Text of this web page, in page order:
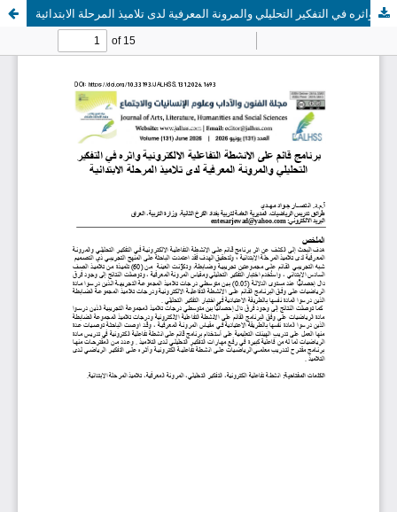
برنامج قائم على الانشطة التفاعلية الالكترونية واثره في التفكير التحليلي والمرونة المعرفية لدى تلاميذ المرحلة الابتدائية